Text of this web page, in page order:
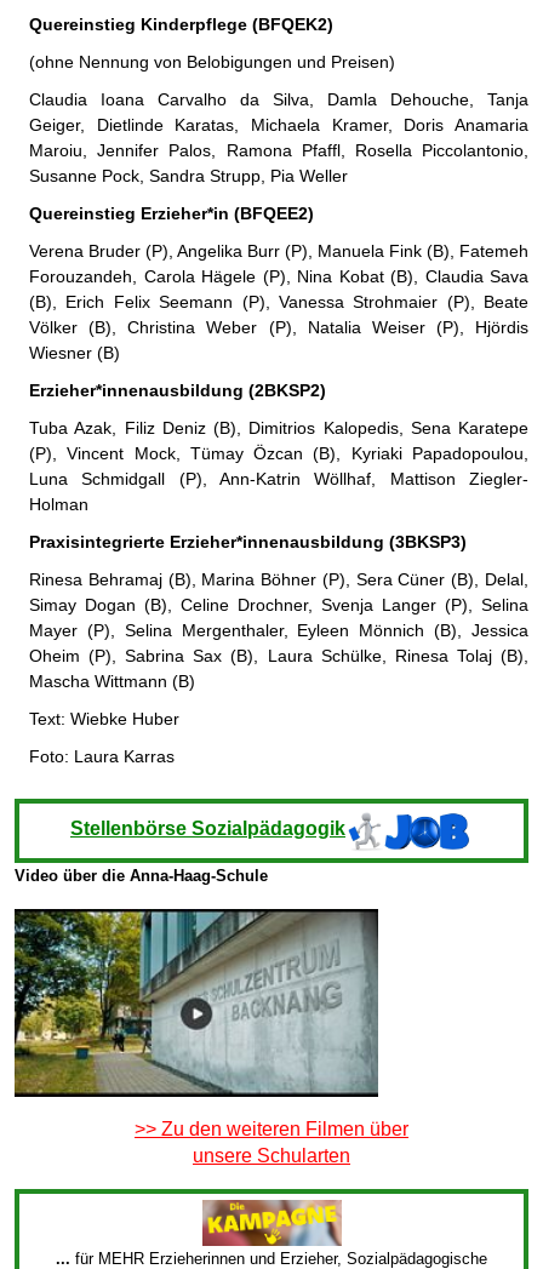
Quereinstieg Kinderpflege (BFQEK2)
(ohne Nennung von Belobigungen und Preisen)
Claudia Ioana Carvalho da Silva, Damla Dehouche, Tanja
Geiger, Dietlinde Karatas, Michaela Kramer, Doris Anamaria
Maroiu, Jennifer Palos, Ramona Pfaffl, Rosella Piccolantonio,
Susanne Pock, Sandra Strupp, Pia Weller
Quereinstieg Erzieher*in (BFQEE2)
Verena Bruder (P), Angelika Burr (P), Manuela Fink (B), Fatemeh
Forouzandeh, Carola Hägele (P), Nina Kobat (B), Claudia Sava
(B), Erich Felix Seemann (P), Vanessa Strohmaier (P), Beate
Völker (B), Christina Weber (P), Natalia Weiser (P), Hjördis
Wiesner (B)
Erzieher*innenausbildung (2BKSP2)
Tuba Azak, Filiz Deniz (B), Dimitrios Kalopedis, Sena Karatepe
(P), Vincent Mock, Tümay Özcan (B), Kyriaki Papadopoulou,
Luna Schmidgall (P), Ann-Katrin Wöllhaf, Mattison Ziegler-
Holman
Praxisintegrierte Erzieher*innenausbildung (3BKSP3)
Rinesa Behramaj (B), Marina Böhner (P), Sera Cüner (B), Delal,
Simay Dogan (B), Celine Drochner, Svenja Langer (P), Selina
Mayer (P), Selina Mergenthaler, Eyleen Mönnich (B), Jessica
Oheim (P), Sabrina Sax (B), Laura Schülke, Rinesa Tolaj (B),
Mascha Wittmann (B)
Text: Wiebke Huber
Foto: Laura Karras
Stellenbörse Sozialpädagogik
Video über die Anna-Haag-Schule
>> Zu den weiteren Filmen über
unsere Schularten
... für MEHR Erzieherinnen und Erzieher, Sozialpädagogische